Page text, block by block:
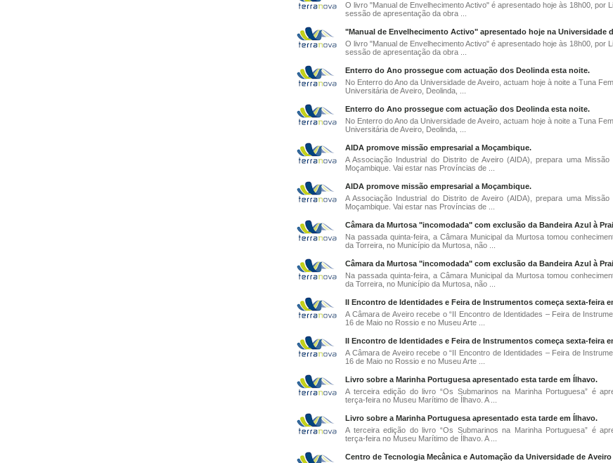
O livro "Manual de Envelhecimento Activo" é apresentado hoje às 18h00, por
sessão de apresentação da obra ...
"Manual de Envelhecimento Activo" apresentado hoje na Universidade
O livro "Manual de Envelhecimento Activo" é apresentado hoje às 18h00, por
sessão de apresentação da obra ...
Enterro do Ano prossegue com actuação dos Deolinda esta noite.
No Enterro do Ano da Universidade de Aveiro, actuam hoje à noite a Tuna
Universitária de Aveiro, Deolinda, ...
Enterro do Ano prossegue com actuação dos Deolinda esta noite.
No Enterro do Ano da Universidade de Aveiro, actuam hoje à noite a Tuna
Universitária de Aveiro, Deolinda, ...
AIDA promove missão empresarial a Moçambique.
A Associação Industrial do Distrito de Aveiro (AIDA), prepara uma Missão
Moçambique. Vai estar nas Províncias de ...
AIDA promove missão empresarial a Moçambique.
A Associação Industrial do Distrito de Aveiro (AIDA), prepara uma Missão
Moçambique. Vai estar nas Províncias de ...
Câmara da Murtosa "incomodada" com exclusão da Bandeira Azul à
Na passada quinta-feira, a Câmara Municipal da Murtosa tomou
da Torreira, no Município da Murtosa, não ...
Câmara da Murtosa "incomodada" com exclusão da Bandeira Azul à
Na passada quinta-feira, a Câmara Municipal da Murtosa tomou
da Torreira, no Município da Murtosa, não ...
II Encontro de Identidades e Feira de Instrumentos começa sexta-feira
A Câmara de Aveiro recebe o “II Encontro de Identidades – Feira de
16 de Maio no Rossio e no Museu Arte ...
II Encontro de Identidades e Feira de Instrumentos começa sexta-feira
A Câmara de Aveiro recebe o “II Encontro de Identidades – Feira de
16 de Maio no Rossio e no Museu Arte ...
Livro sobre a Marinha Portuguesa apresentado esta tarde em Ílhavo.
A terceira edição do livro “Os Submarinos na Marinha Portuguesa” é
terça-feira no Museu Marítimo de Ílhavo. A ...
Livro sobre a Marinha Portuguesa apresentado esta tarde em Ílhavo.
A terceira edição do livro “Os Submarinos na Marinha Portuguesa” é
terça-feira no Museu Marítimo de Ílhavo. A ...
Centro de Tecnologia Mecânica e Automação da Universidade de